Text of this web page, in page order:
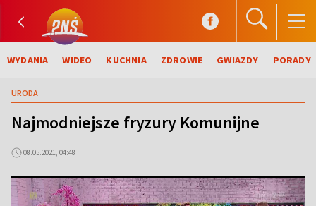
WYDANIA WIDEO KUCHNIA ZDROWIE GWIAZDY PORADY
URODA
Najmodniejsze fryzury Komunijne
08.05.2021, 04:48